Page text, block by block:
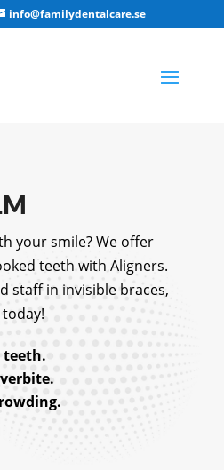
info@familydentalcare.se
your smile? We offer
teeth with Aligners.
staff in invisible braces,
teeth.